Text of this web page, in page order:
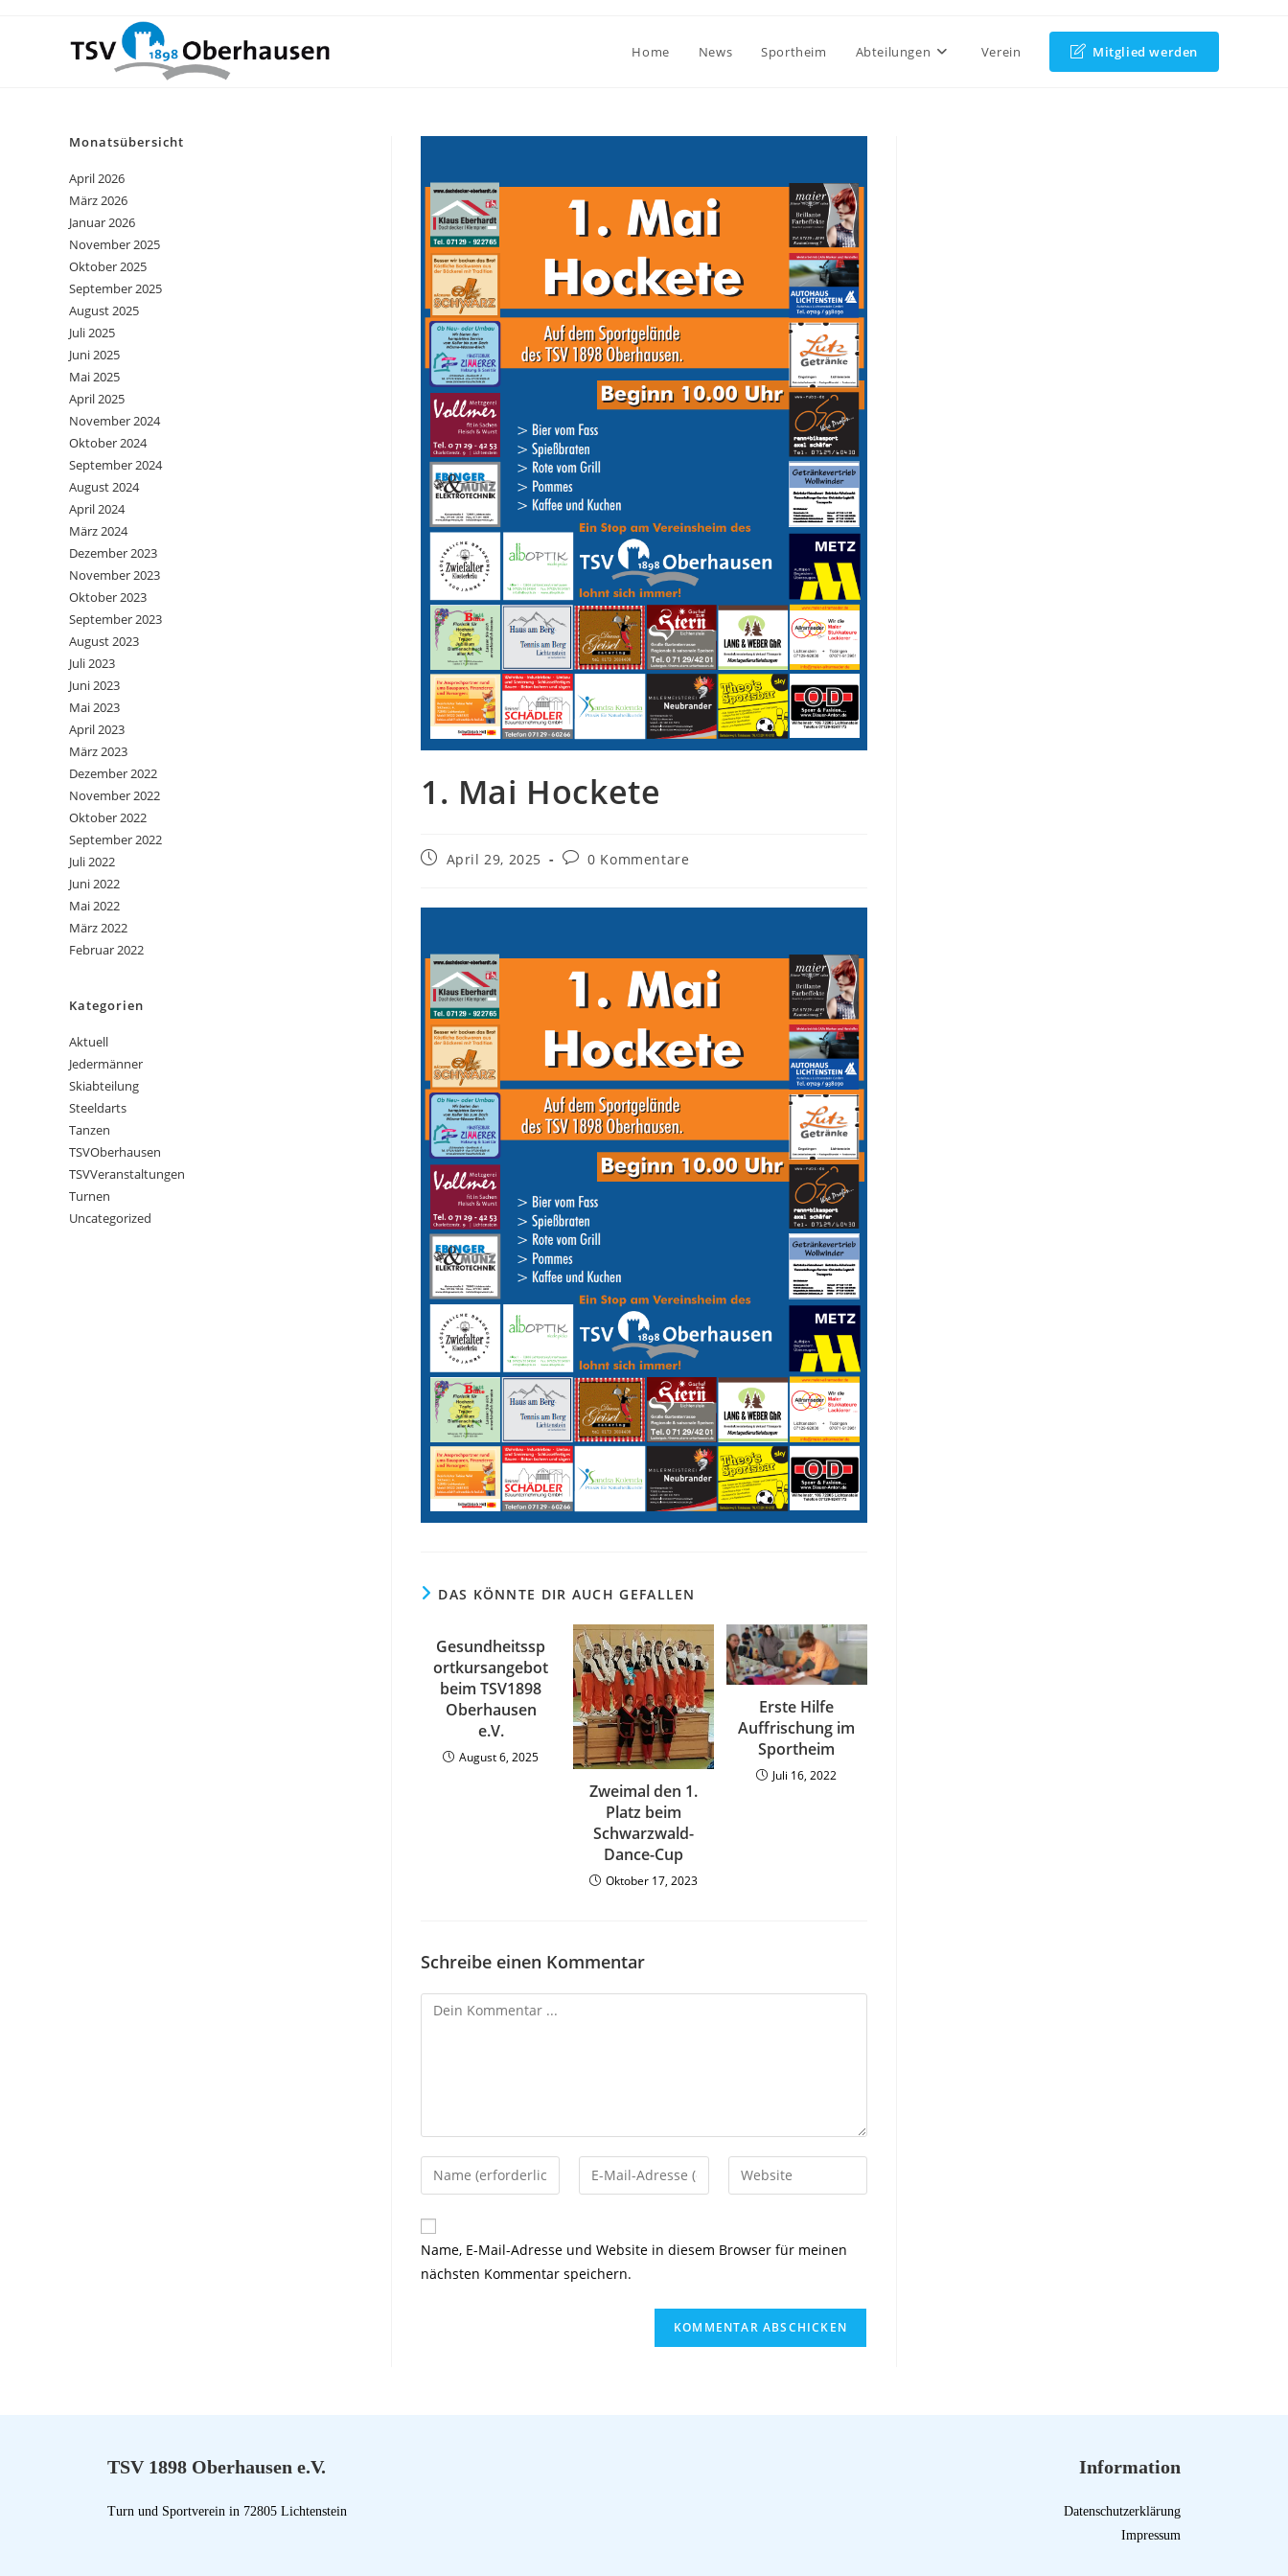
Home News Sportheim Abteilungen Verein Mitglied werden
1. Mai Hockete
April 29, 2025 0 Kommentare
DAS KÖNNTE DIR AUCH GEFALLEN
Gesundheitssp
ortkursangebot
beim TSV1898
Oberhausen
e.V.
August 6, 2025
Zweimal den 1.
Platz beim
Schwarzwald-
Dance-Cup
Oktober 17, 2023
Erste Hilfe
Auffrischung im
Sportheim
Juli 16, 2022
Schreibe einen Kommentar
Name, E-Mail-Adresse und Website in diesem Browser für meinen
nächsten Kommentar speichern.
Monatsübersicht
April 2026
März 2026
Januar 2026
November 2025
Oktober 2025
September 2025
August 2025
Juli 2025
Juni 2025
Mai 2025
April 2025
November 2024
Oktober 2024
September 2024
August 2024
April 2024
März 2024
Dezember 2023
November 2023
Oktober 2023
September 2023
August 2023
Juli 2023
Juni 2023
Mai 2023
April 2023
März 2023
Dezember 2022
November 2022
Oktober 2022
September 2022
Juli 2022
Juni 2022
Mai 2022
März 2022
Februar 2022
Kategorien
Aktuell
Jedermänner
Skiabteilung
Steeldarts
Tanzen
TSVOberhausen
TSVVeranstaltungen
Turnen
Uncategorized
TSV 1898 Oberhausen e.V.
Turn und Sportverein in 72805 Lichtenstein
Information
Datenschutzerklärung
Impressum